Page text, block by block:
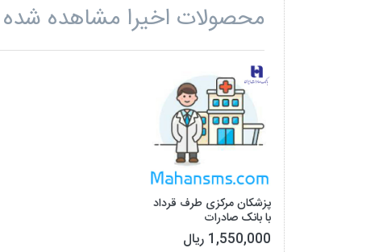
محصولات اخیرا مشاهده شده
پزشکان مرکزی طرف قرداد
با بانک صادرات
1,550,000 ریال